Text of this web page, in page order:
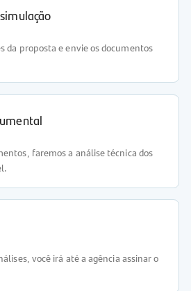
da proposta e envie os documentos
faremos a análise técnica dos
você irá até a agência assinar o